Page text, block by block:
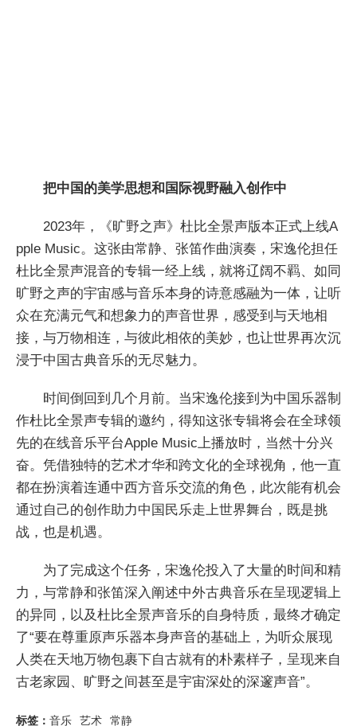
把中国的美学思想和国际视野融入创作中
2023年，《旷野之声》杜比全景声版本正式上线A
pple Music。这张由常静、张笛作曲演奏，宋逸伦担任
杜比全景声混音的专辑一经上线，就将辽阔不羁、如同
旷野之声的宇宙感与音乐本身的诗意感融为一体，让听
众在充满元气和想象力的声音世界，感受到与天地相
接，与万物相连，与彼此相依的美妙，也让世界再次沉
浸于中国古典音乐的无尽魅力。
时间倒回到几个月前。当宋逸伦接到为中国乐器制
作杜比全景声专辑的邀约，得知这张专辑将会在全球领
先的在线音乐平台Apple Music上播放时，当然十分兴
奋。凭借独特的艺术才华和跨文化的全球视角，他一直
都在扮演着连通中西方音乐交流的角色，此次能有机会
通过自己的创作助力中国民乐走上世界舞台，既是挑
战，也是机遇。
为了完成这个任务，宋逸伦投入了大量的时间和精
力，与常静和张笛深入阐述中外古典音乐在呈现逻辑上
的异同，以及杜比全景声音乐的自身特质，最终才确定
了“要在尊重原声乐器本身声音的基础上，为听众展现
人类在天地万物包裹下自古就有的朴素样子，呈现来自
古老家园、旷野之间甚至是宇宙深处的深邃声音”。
标签： 音乐 艺术 常静